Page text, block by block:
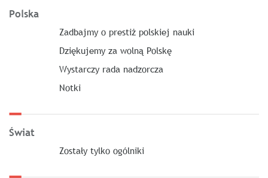
Polska
Zadbajmy o prestiż polskiej nauki
Dziękujemy za wolną Polskę
Wystarczy rada nadzorcza
Notki
Świat
Zostały tylko ogólniki